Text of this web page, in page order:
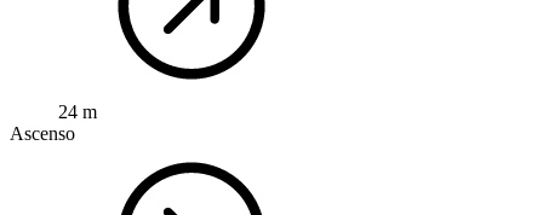
24 m
Ascenso